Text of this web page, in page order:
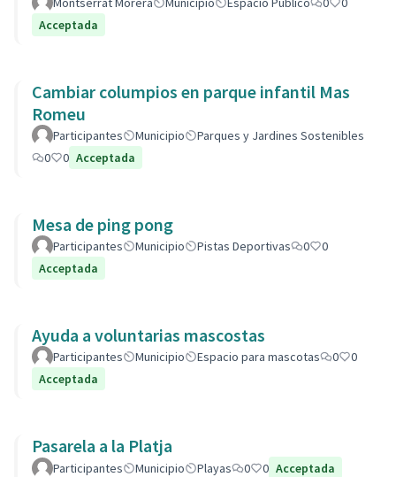
Acceptada
Cambiar columpios en parque infantil Mas
Romeu
Participantes Municipio
Parques y Jardines Sostenibles
0
0 Acceptada
Mesa de ping pong
Participantes Municipio Pistas Deportivas 0
0
Acceptada
Ayuda a voluntarias mascostas
Participantes Municipio Espacio para mascotas 0
0
Acceptada
Pasarela a la Platja
Participantes Municipio Playas 0 0 Acceptada